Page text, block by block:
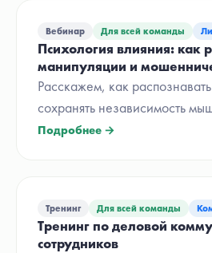
Тренинг Для всей команды
Тренинг по деловой
сотрудников
Вебинар Для всей команды
Психология влияния: как
манипуляции и
Расскажем, как
сохранять независимость
Подробнее →